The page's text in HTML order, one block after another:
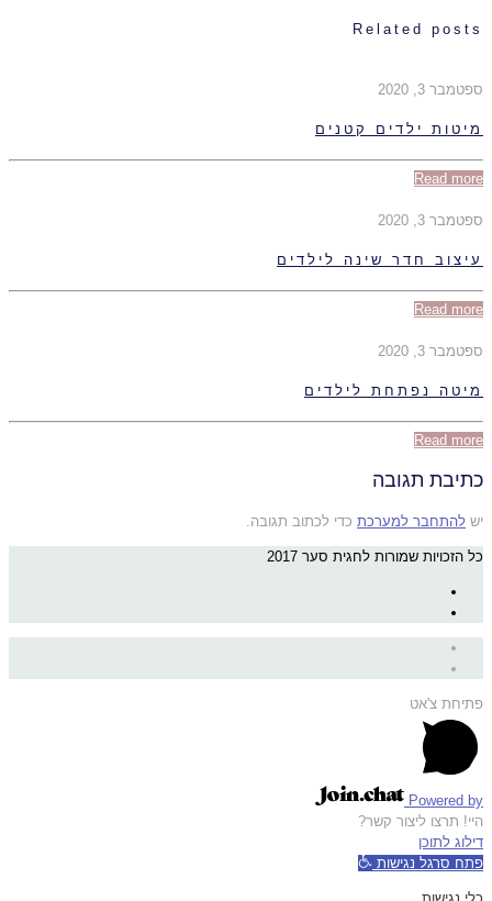
Related posts
ספטמבר 3, 2020
מיטות ילדים קטנים
Read more
ספטמבר 3, 2020
עיצוב חדר שינה לילדים
Read more
ספטמבר 3, 2020
מיטה נפתחת לילדים
Read more
כתיבת תגובה
יש להתחבר למערכת כדי לכתוב תגובה.
כל הזכויות שמורות לחגית סער 2017
פתיחת צ'אט
Powered by
היי! תרצו ליצור קשר?
דילוג לתוכן
פתח סרגל נגישות